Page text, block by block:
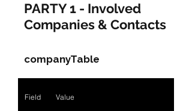
PARTY 1 - Involved
Companies & Contacts
companyTable
Field Value